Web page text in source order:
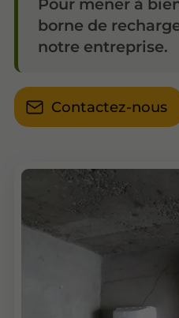
borne de
notre entreprise.
Contactez-nous